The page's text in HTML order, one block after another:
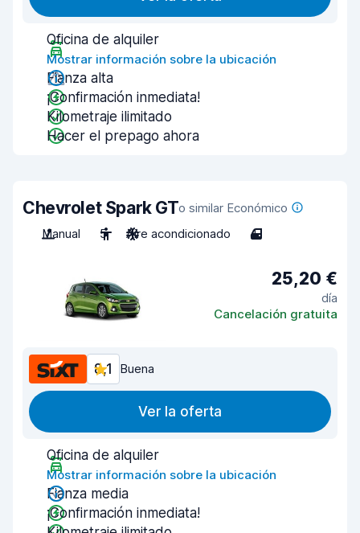
Oficina de alquiler
Mostrar información sobre la ubicación
Fianza alta
¡Confirmación inmediata!
Kilometraje ilimitado
Hacer el prepago ahora
Chevrolet Spark GTo similar Económico
Manual
5 Aire acondicionado 4
25,20 €
día
Cancelación gratuita
8,1 Buena
Ver la oferta
Oficina de alquiler
Mostrar información sobre la ubicación
Fianza media
¡Confirmación inmediata!